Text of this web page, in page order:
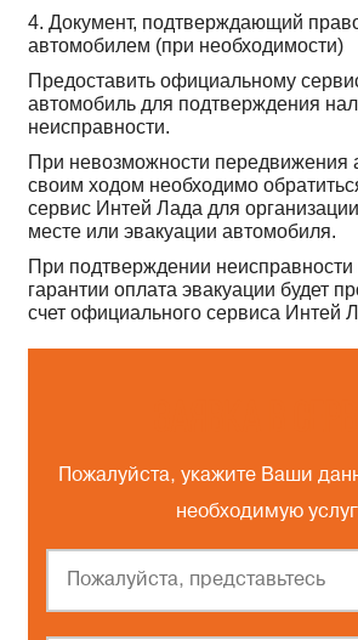
4. Документ, подтверждающий
автомобилем (при необходимости)
Предоставить официальному
автомобиль для подтверждения
неисправности.
При невозможности передвижения
своим ходом необходимо
сервис Интей Лада для
месте или эвакуации автомобиля.
При подтверждении неисправности
гарантии оплата эвакуации будет
счет официального сервиса Интей
Пожалуйста, укажите Ваши
необходимую